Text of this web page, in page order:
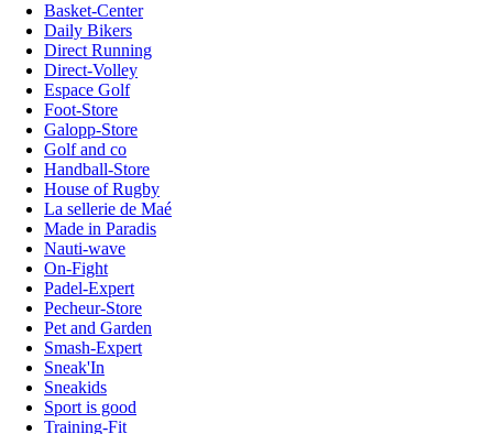
Basket-Center
Daily Bikers
Direct Running
Direct-Volley
Espace Golf
Foot-Store
Galopp-Store
Golf and co
Handball-Store
House of Rugby
La sellerie de Maé
Made in Paradis
Nauti-wave
On-Fight
Padel-Expert
Pecheur-Store
Pet and Garden
Smash-Expert
Sneak'In
Sneakids
Sport is good
Training-Fit